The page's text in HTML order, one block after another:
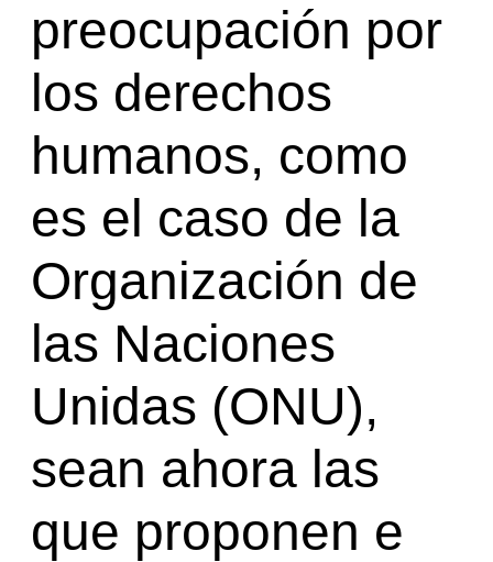
preocupación por
los derechos
humanos, como
es el caso de la
Organización de
las Naciones
Unidas (ONU),
sean ahora las
que proponen e